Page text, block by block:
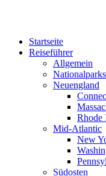
Startseite
Reiseführer
Allgemein
Nationalparks
Neuengland
Rhode
Mid-Atlantic
New
Südosten